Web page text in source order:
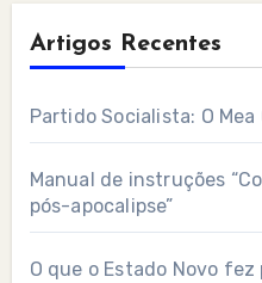
Artigos Recentes
Partido Socialista: O Mea
Manual de instruções
pós-apocalipse”
O que o Estado Novo